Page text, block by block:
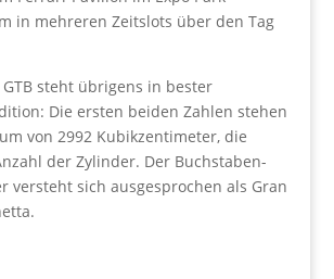
in mehreren Zeitslots über den Tag
steht übrigens in bester
Die ersten beiden Zahlen stehen
von 2992 Kubikzentimeter, die
der Zylinder. Der Buchstaben-
versteht sich ausgesprochen als Gran